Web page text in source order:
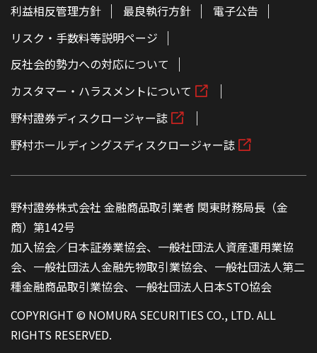
利益相反管理方針
最良執行方針
電子公告
リスク・手数料等説明ページ
反社会的勢力への対応について
カスタマー・ハラスメントについて
野村證券ディスクロージャー誌
野村ホールディングスディスクロージャー誌
野村證券株式会社 金融商品取引業者 関東財務局長（金
商）第142号
加入協会／日本証券業協会、一般社団法人資産運用業協
会、一般社団法人金融先物取引業協会、一般社団法人第二
種金融商品取引業協会、一般社団法人日本STO協会
COPYRIGHT © NOMURA SECURITIES CO., LTD. ALL
RIGHTS RESERVED.